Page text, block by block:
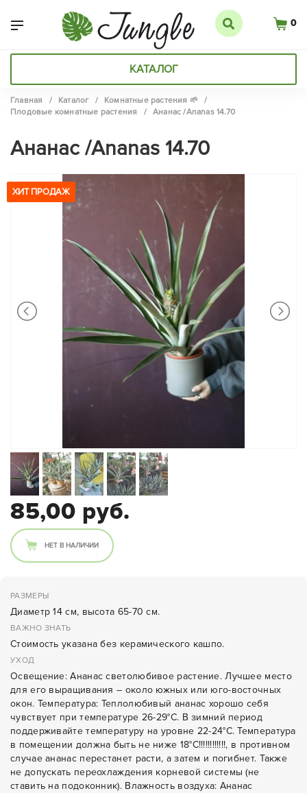
0
КАТАЛОГ
Главная / Каталог / Комнатные растения 🌱
/
Плодовые комнатные растения
/ Ананас /Ananas 14.70
Ананас /Ananas 14.70
ХИТ ПРОДАЖ
85,00 руб.
НЕТ В НАЛИЧИИ
РАЗМЕРЫ
Диаметр 14 см, высота 65-70 см.
ВАЖНО ЗНАТЬ
Стоимость указана без керамического кашпо.
УХОД
Освещение: Ананас светолюбивое растение. Лучшее место
для его выращивания – около южных или юго-восточных
окон. Температура: Теплолюбивый ананас хорошо себя
чувствует при температуре 26-29°C. В зимний период
поддерживайте температуру на уровне 22-24°C. Температура
в помещении должна быть не ниже 18°С!!!!!!!!!!!!, в противном
случае ананас перестанет расти, а затем и погибнет. Также
не допускать переохлаждения корневой системы (не
ставить на подоконник). Влажность воздуха: Ананас